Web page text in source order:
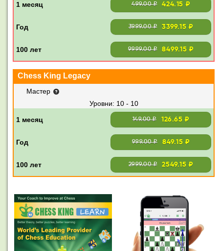
499.00 ₽ 424.15 ₽
3999.00 ₽ 3399.15 ₽
9999.00 ₽ 8499.15 ₽
Chess King Legacy
Мастер
10 - 10
149.00 ₽ 126.65 ₽
999.00 ₽ 849.15 ₽
2999.00 ₽ 2549.15 ₽